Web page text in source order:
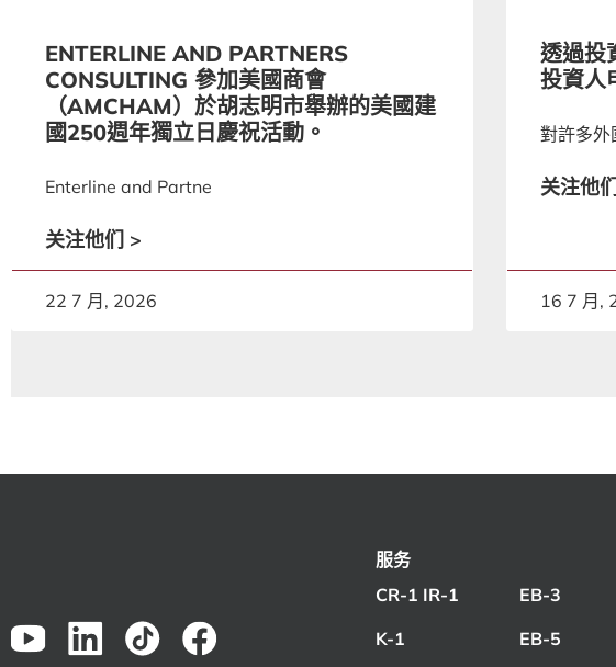
ENTERLINE AND PARTNERS
CONSULTING 參加美國商會
（AMCHAM）於胡志明市舉辦的美國建
國250週年獨立日慶祝活動。
Enterline and Partne
关注他们 >
22 7 月, 2026
透過投
投資人
對許多
关注他
16 7 月,
服务
CR-1 IR-1
K-1
EB-3
EB-5